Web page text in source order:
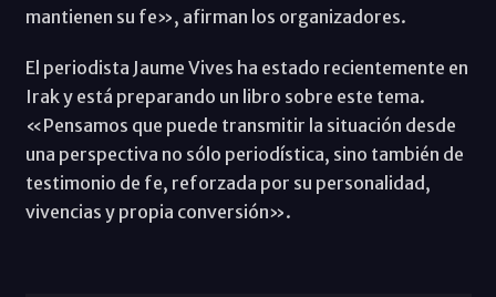
mantienen su fe», afirman los organizadores.
El periodista Jaume Vives ha estado recientemente en
Irak y está preparando un libro sobre este tema.
«Pensamos que puede transmitir la situación desde
una perspectiva no sólo periodística, sino también de
testimonio de fe, reforzada por su personalidad,
vivencias y propia conversión».